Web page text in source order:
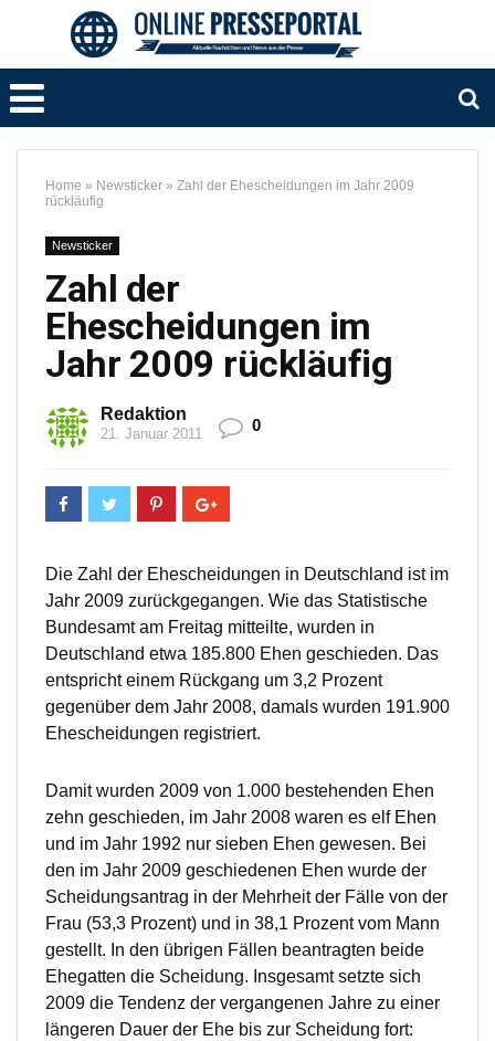
Home » Newsticker » Zahl der Ehescheidungen im Jahr 2009
rückläufig
Newsticker
Zahl der
Ehescheidungen im
Jahr 2009 rückläufig
Redaktion
21. Januar 2011 0
Die Zahl der Ehescheidungen in Deutschland ist im
Jahr 2009 zurückgegangen. Wie das Statistische
Bundesamt am Freitag mitteilte, wurden in
Deutschland etwa 185.800 Ehen geschieden. Das
entspricht einem Rückgang um 3,2 Prozent
gegenüber dem Jahr 2008, damals wurden 191.900
Ehescheidungen registriert.
Damit wurden 2009 von 1.000 bestehenden Ehen
zehn geschieden, im Jahr 2008 waren es elf Ehen
und im Jahr 1992 nur sieben Ehen gewesen. Bei
den im Jahr 2009 geschiedenen Ehen wurde der
Scheidungsantrag in der Mehrheit der Fälle von der
Frau (53,3 Prozent) und in 38,1 Prozent vom Mann
gestellt. In den übrigen Fällen beantragten beide
Ehegatten die Scheidung. Insgesamt setzte sich
2009 die Tendenz der vergangenen Jahre zu einer
längeren Dauer der Ehe bis zur Scheidung fort: